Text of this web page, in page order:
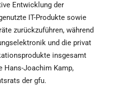
Entwicklung der
IT-Produkte sowie
zurückzuführen, während
und die privat
insgesamt
Hans-Joachim Kamp,
der gfu.